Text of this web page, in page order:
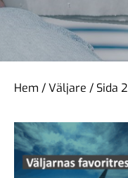
Hem /Väljare / Sida 2